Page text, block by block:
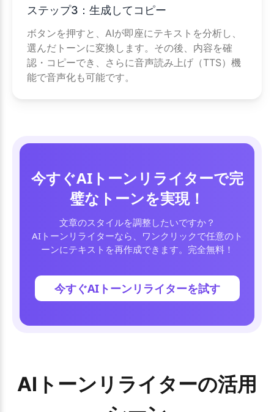
ステップ3：生成してコピー
ボタンを押すと、AIが即座にテキストを分析し、
選んだトーンに変換します。その後、内容を確
認・コピーでき、さらに音声読み上げ（TTS）機
能で音声化も可能です。
今すぐAIトーンリライターで完
璧なトーンを実現！
文章のスタイルを調整したいですか？
AIトーンリライターなら、ワンクリックで任意のト
ーンにテキストを再作成できます。完全無料！
今すぐAIトーンリライターを試す
AIトーンリライターの活用